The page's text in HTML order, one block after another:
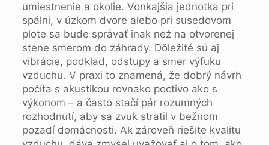
umiestnenie a okolie. Vonkajšia jednotka pri
spálni, v úzkom dvore alebo pri susedovom
plote sa bude správať inak než na otvorenej
stene smerom do záhrady. Dôležité sú aj
vibrácie, podklad, odstupy a smer výfuku
vzduchu. V praxi to znamená, že dobrý návrh
počíta s akustikou rovnako poctivo ako s
výkonom – a často stačí pár rozumných
rozhodnutí, aby sa zvuk stratil v bežnom
pozadí domácnosti. Ak zároveň riešite kvalitu